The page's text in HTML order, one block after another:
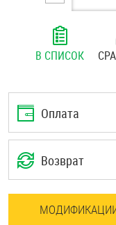
В СПИСОК
Оплата
Возврат